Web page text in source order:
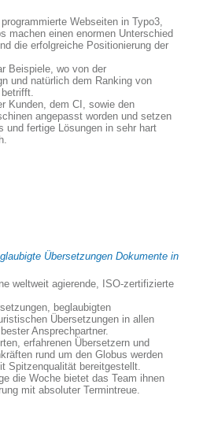
Webseiten in Typo3,
machen einen enormen Unterschied
die erfolgreiche Positionierung der
Beispiele, wo von der
und natürlich dem Ranking von
Kunden, dem CI, sowie den
angepasst worden und setzen
und fertige Lösungen in sehr hart
Übersetzungen Dokumente in
weltweit agierende, ISO-zertifizierte
beglaubigten
Übersetzungen in allen
Ansprechpartner.
erfahrenen Übersetzern und
rund um den Globus werden
Spitzenqualität bereitgestellt.
die Woche bietet das Team ihnen
mit absoluter Termintreue.